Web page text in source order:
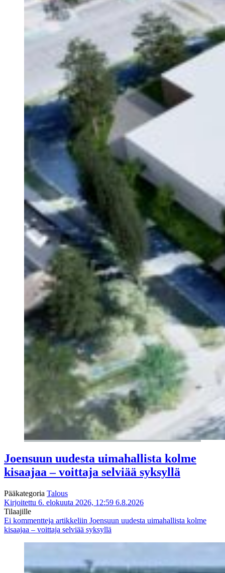
Joensuun uudesta uimahallista kolme
kisaajaa – voittaja selviää syksyllä
Pääkategoria Talous
Kirjoitettu 6. elokuuta 2026, 12:59 6.8.2026
Tilaajille
Ei kommentteja artikkeliin Joensuun uudesta uimahallista kolme
kisaajaa – voittaja selviää syksyllä